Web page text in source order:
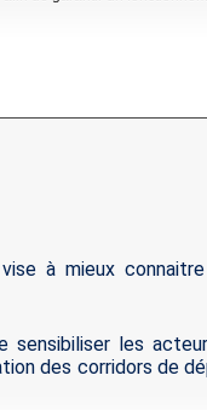
à mieux
sensibiliser les
des corridors de